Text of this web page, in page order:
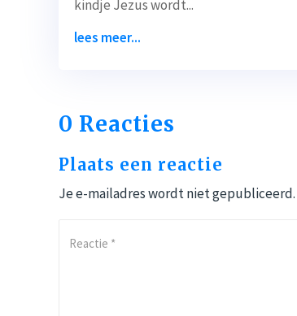
kindje Jezus wordt...
lees meer...
0 Reacties
Plaats een reactie
Je e-mailadres wordt niet gepubliceerd.